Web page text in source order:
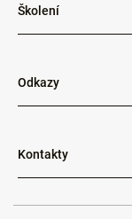
Školení
Odkazy
Kontakty